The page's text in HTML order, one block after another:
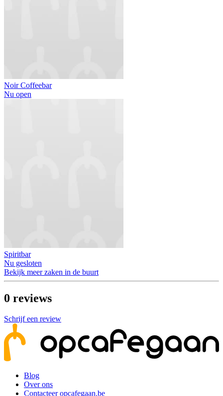
Noir Coffeebar
Nu open
Spiritbar
Nu gesloten
Bekijk meer zaken in de buurt
0 reviews
Schrijf een review
Blog
Over ons
Contacteer opcafegaan.be